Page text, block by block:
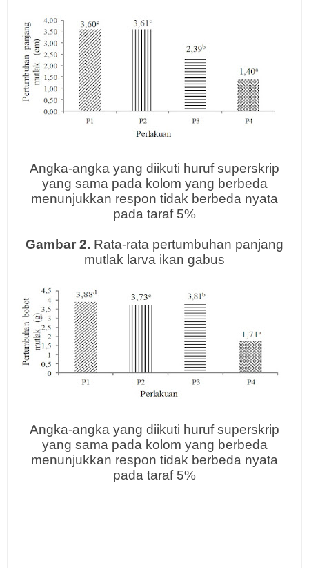
Angka-angka yang diikuti huruf superskrip
yang sama pada kolom yang berbeda
menunjukkan respon tidak berbeda nyata
pada taraf 5%
Gambar 2. Rata-rata pertumbuhan panjang
mutlak larva ikan gabus
Angka-angka yang diikuti huruf superskrip
yang sama pada kolom yang berbeda
menunjukkan respon tidak berbeda nyata
pada taraf 5%